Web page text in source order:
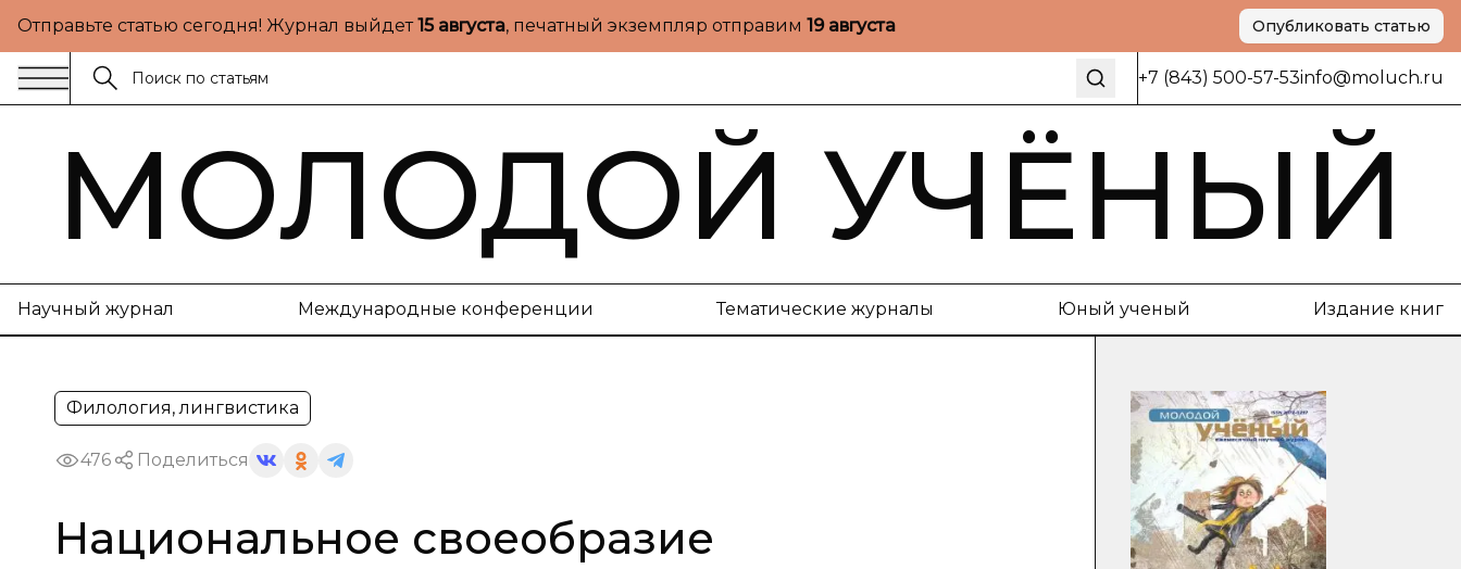
Отправьте статью сегодня! Журнал выйдет15 августа, печатный экземпляр отправим 19 августа Опубликовать статью
+7 (843) 500-57-53info@moluch.ru
МОЛОДОЙ УЧЁНЫЙ
Научный журнал Международные конференции Тематические журналы Юный ученый Издание книг
Филология, лингвистика
476 Поделиться
Национальное своеобразие